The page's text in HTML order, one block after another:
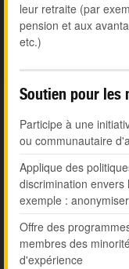
leur retraite (par
pension et aux
etc.)
Soutien pour les
Participe à une
ou communautaire
Applique des
discrimination
exemple :
Offre des
membres des
d'expérience